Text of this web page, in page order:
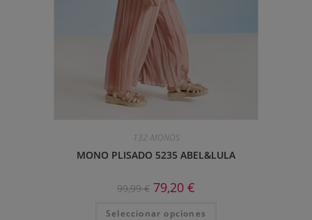
132-MONOS
MONO PLISADO 5235 ABEL&LULA
99,99€ 79,20 €
Seleccionar opciones